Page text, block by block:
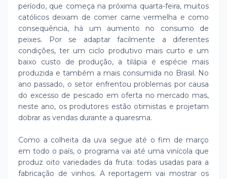
período, que começa na próxima quarta-feira, muitos
católicos deixam de comer carne vermelha e como
consequência, há um aumento no consumo de
peixes. Por se adaptar facilmente a diferentes
condições, ter um ciclo produtivo mais curto e um
baixo custo de produção, a tilápia é espécie mais
produzida e também a mais consumida no Brasil. No
ano passado, o setor enfrentou problemas por causa
do excesso de pescado em oferta no mercado mas,
neste ano, os produtores estão otimistas e projetam
dobrar as vendas durante a quaresma.
Como a colheita da uva segue até o fim de março
em todo o país, o programa vai até uma vinícola que
produz oito variedades da fruta: todas usadas para a
fabricação de vinhos. A reportagem vai mostrar os